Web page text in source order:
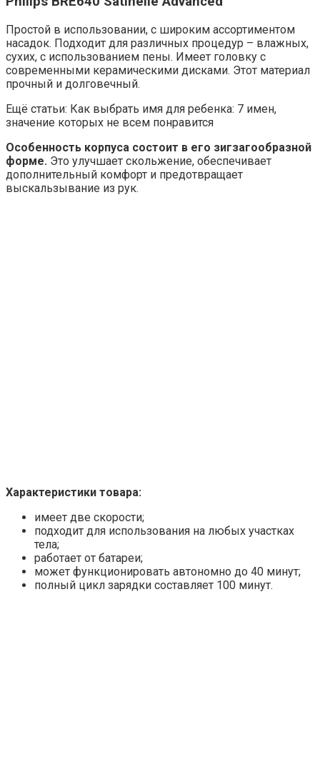
Простой в использовании, с широким ассортиментом
насадок. Подходит для различных процедур – влажных,
сухих, с использованием пены. Имеет головку с
современными керамическими дисками. Этот материал
прочный и долговечный.
Ещё статьи: Как выбрать имя для ребенка: 7 имен,
значение которых не всем понравится
Особенность корпуса состоит в его зигзагообразной
форме. Это улучшает скольжение, обеспечивает
дополнительный комфорт и предотвращает
выскальзывание из рук.
Характеристики товара:
имеет две скорости;
подходит для использования на любых участках
тела;
работает от батареи;
может функционировать автономно до 40 минут;
полный цикл зарядки составляет 100 минут.